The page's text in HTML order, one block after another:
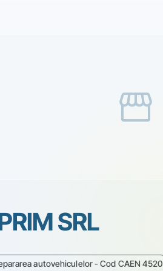
storefront
SRL
autovehiculelor - Cod CAEN 4520